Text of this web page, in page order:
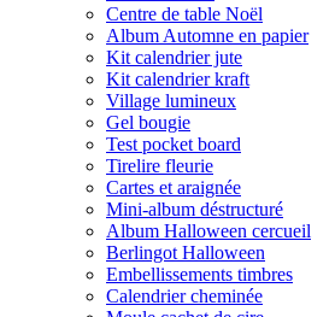
Centre de table Noël
Album Automne en papier
Kit calendrier jute
Kit calendrier kraft
Village lumineux
Gel bougie
Test pocket board
Tirelire fleurie
Cartes et araignée
Mini-album déstructuré
Album Halloween cercueil
Berlingot Halloween
Embellissements timbres
Calendrier cheminée